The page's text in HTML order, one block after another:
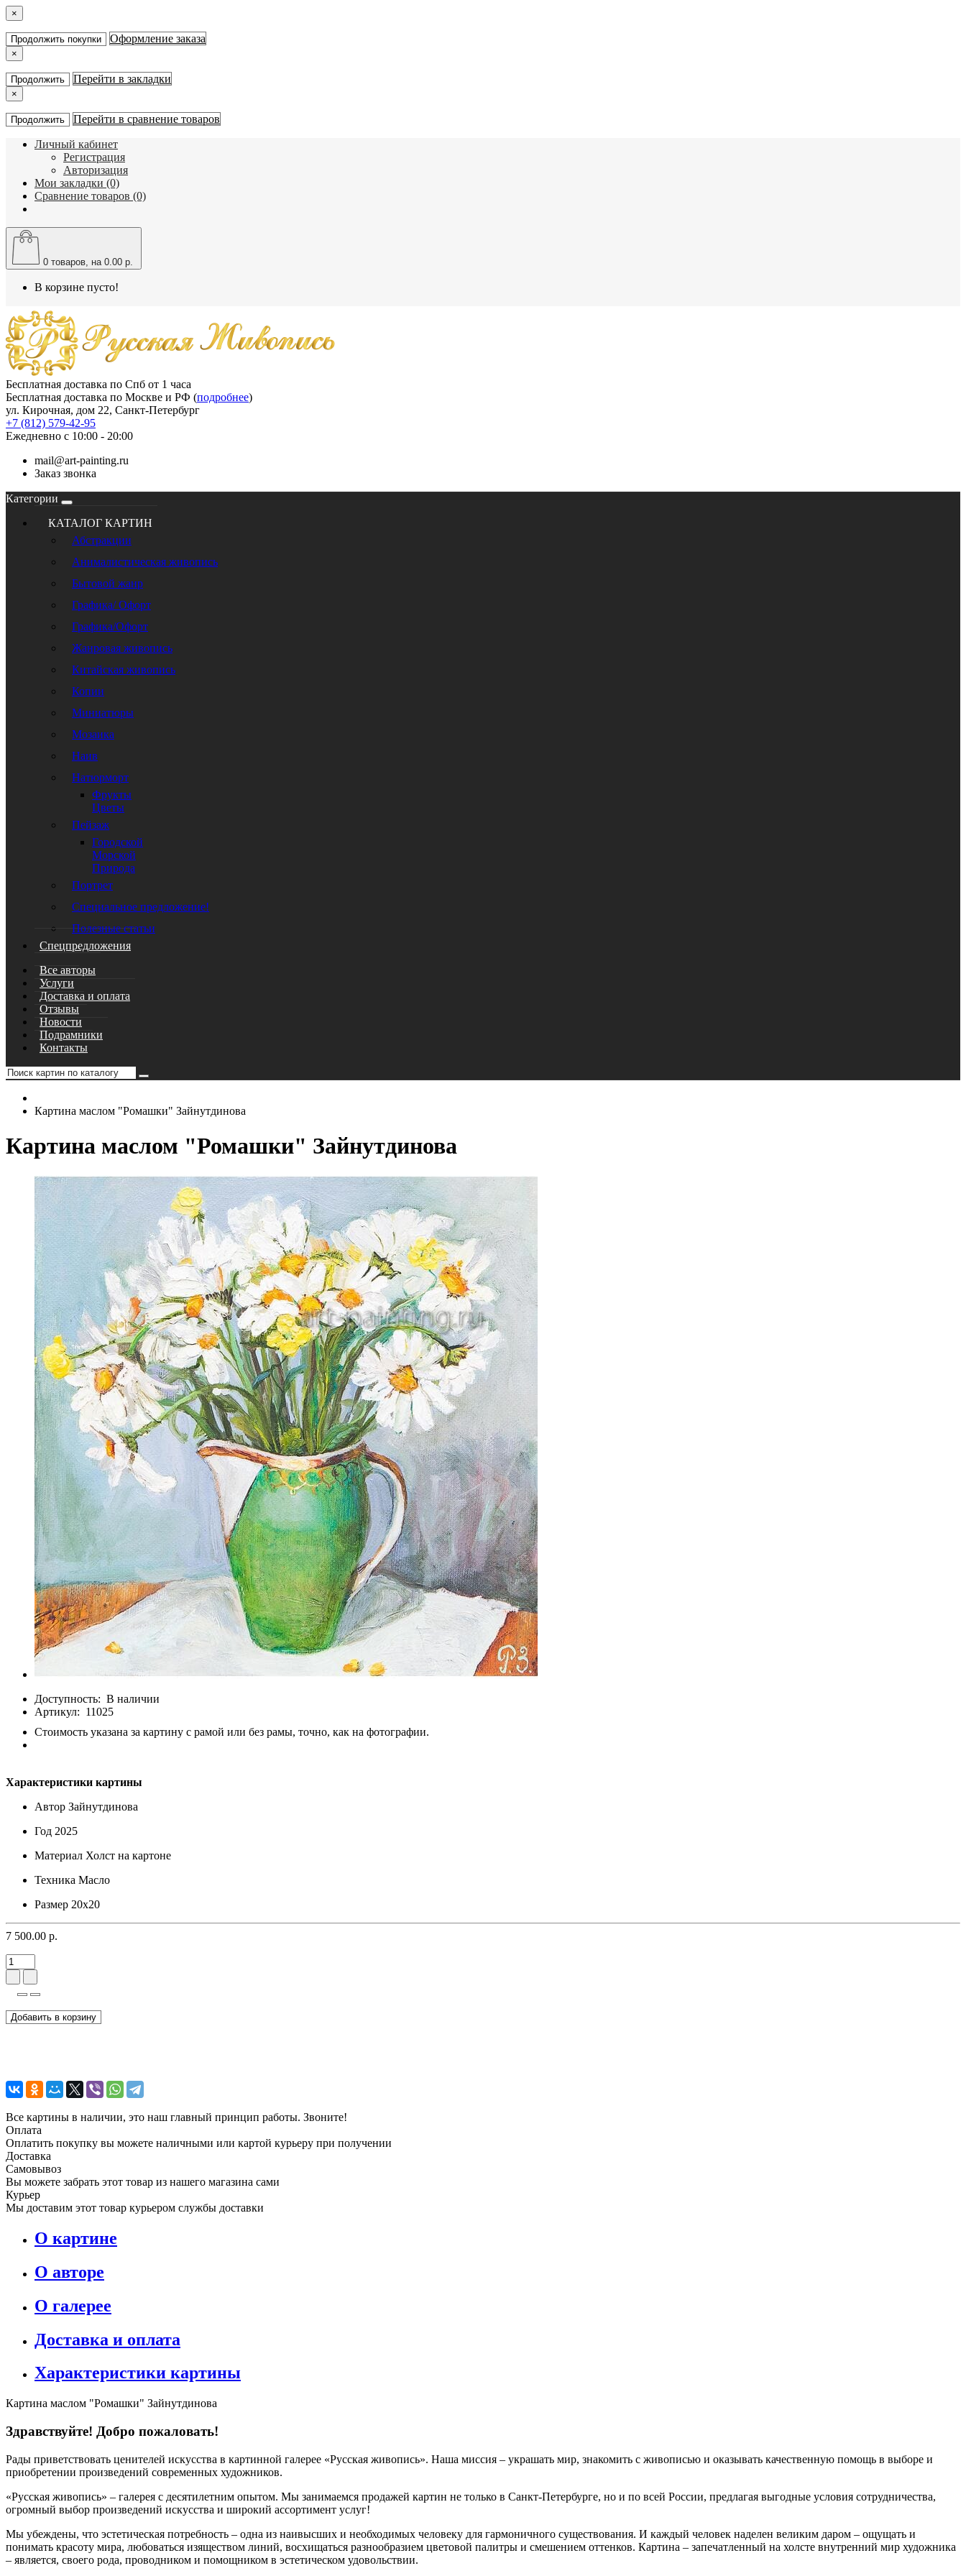
×
Продолжить покупки Оформление заказа
×
Продолжить Перейти в закладки
×
Продолжить Перейти в сравнение товаров
Личный кабинет
Регистрация
Авторизация
Мои закладки (0)
Сравнение товаров (0)
0 товаров, на 0.00 р.
В корзине пусто!
Бесплатная доставка по Спб от 1 часа
Бесплатная доставка по Москве и РФ (подробнее)
ул. Кирочная, дом 22, Санкт-Петербург
+7 (812) 579-42-95
Ежедневно с 10:00 - 20:00
mail@art-painting.ru
Заказ звонка
Категории
КАТАЛОГ КАРТИН
Абстракции
Анималистическая живопись
Бытовой жанр
Графика/ Офорт
Графика/Офорт
Жанровая живопись
Китайская живопись
Копии
Миниатюры
Мозаика
Наив
Натюрморт
Фрукты
Цветы
Пейзаж
Городской
Морской
Природа
Портрет
Специальное предложение!
Полезные статьи
Спецпредложения
Все авторы
Услуги
Доставка и оплата
Отзывы
Новости
Подрамники
Контакты
Картина маслом "Ромашки" Зайнутдинова
Картина маслом "Ромашки" Зайнутдинова
Доступность: В наличии
Артикул: 11025
Стоимость указана за картину с рамой или без рамы, точно, как на фотографии.
Характеристики картины
Автор Зайнутдинова
Год 2025
Материал Холст на картоне
Техника Масло
Размер 20х20
7 500.00 р.
Добавить в корзину
Все картины в наличии, это наш главный принцип работы. Звоните!
Оплата
Оплатить покупку вы можете наличными или картой курьеру при получении
Доставка
Самовывоз
Вы можете забрать этот товар из нашего магазина сами
Курьер
Мы доставим этот товар курьером службы доставки
О картине
О авторе
О галерее
Доставка и оплата
Характеристики картины
Картина маслом "Ромашки" Зайнутдинова
Здравствуйте! Добро пожаловать!
Рады приветствовать ценителей искусства в картинной галерее «Русская живопись». Наша миссия – украшать мир, знакомить с живописью и оказывать качественную помощь в выборе и
приобретении произведений современных художников.
«Русская живопись» – галерея c десятилетним опытом. Мы занимаемся продажей картин не только в Санкт-Петербурге, но и по всей России, предлагая выгодные условия сотрудничества,
огромный выбор произведений искусства и широкий ассортимент услуг!
Мы убеждены, что эстетическая потребность – одна из наивысших и необходимых человеку для гармоничного существования. И каждый человек наделен великим даром – ощущать и
понимать красоту мира, любоваться изяществом линий, восхищаться разнообразием цветовой палитры и смешением оттенков. Картина – запечатленный на холсте внутренний мир художника
– является, своего рода, проводником и помощником в эстетическом удовольствии.